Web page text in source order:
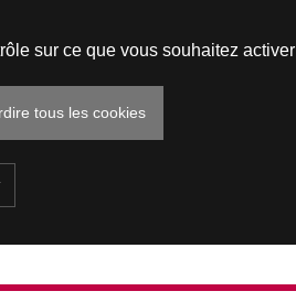
sur ce que vous souhaitez activer
tous les cookies